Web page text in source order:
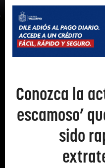
Conozca la
escamoso’
sido